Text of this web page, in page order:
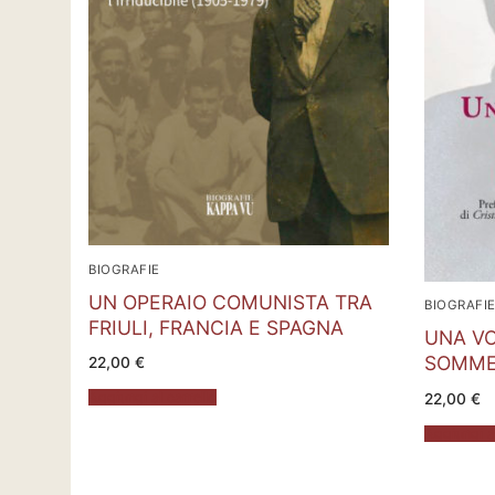
BIOGRAFIE
UN OPERAIO COMUNISTA TRA
FRIULI, FRANCIA E SPAGNA
22,00 €
BIOGRAFIE
UNA
22,00 €